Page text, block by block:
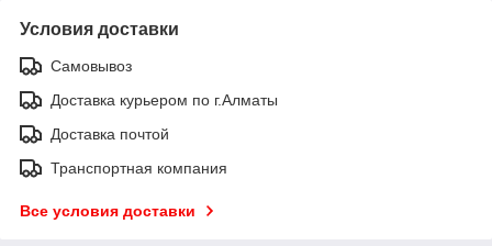
Условия доставки
Самовывоз
Доставка курьером по г.Алматы
Доставка почтой
Транспортная компания
Все условия доставки